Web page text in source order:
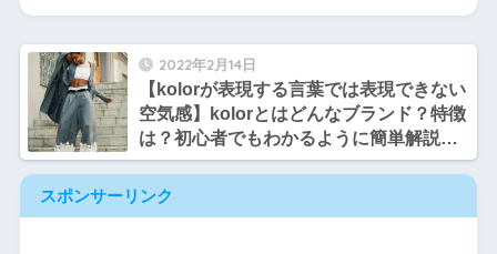
2022年2月14日
【kolorが表現する言葉では表現できない
空気感】kolorとはどんなブランド？特徴
は？初心者でもわかるように簡単解説
【サトシとヒロシのファッション談義】
スポンサーリンク